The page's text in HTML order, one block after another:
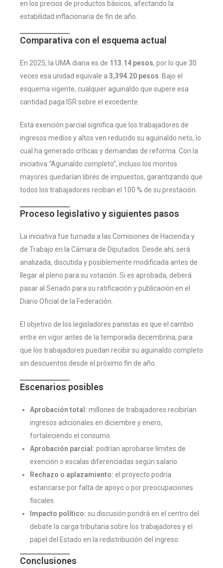
en los precios de productos básicos, afectando la
estabilidad inflacionaria de fin de año.
Comparativa con el esquema actual
En 2025, la UMA diaria es de 113.14 pesos, por lo que 30
veces esa unidad equivale a 3,394.20 pesos . Bajo el
esquema vigente, cualquier aguinaldo que supere esa
cantidad paga ISR sobre el excedente.
Esta exención parcial significa que los trabajadores de
ingresos medios y altos ven reducido su aguinaldo neto, lo
cual ha generado críticas y demandas de reforma. Con la
iniciativa “Aguinaldo completo”, incluso los montos
mayores quedarían libres de impuestos, garantizando que
todos los trabajadores reciban el 100 % de su prestación.
Proceso legislativo y siguientes pasos
La iniciativa fue turnada a las Comisiones de Hacienda y
de Trabajo en la Cámara de Diputados. Desde ahí, será
analizada, discutida y posiblemente modificada antes de
llegar al pleno para su votación. Si es aprobada, deberá
pasar al Senado para su ratificación y publicación en el
Diario Oficial de la Federación.
El objetivo de los legisladores panistas es que el cambio
entre en vigor antes de la temporada decembrina, para
que los trabajadores puedan recibir su aguinaldo completo
sin descuentos desde el próximo fin de año.
Escenarios posibles
Aprobación total: millones de trabajadores recibirían
ingresos adicionales en diciembre y enero,
fortaleciendo el consumo.
Aprobación parcial: podrían aprobarse límites de
exención o escalas diferenciadas según salario.
Rechazo o aplazamiento: el proyecto podría
estancarse por falta de apoyo o por preocupaciones
fiscales.
Impacto político: su discusión pondrá en el centro del
debate la carga tributaria sobre los trabajadores y el
papel del Estado en la redistribución del ingreso.
Conclusiones